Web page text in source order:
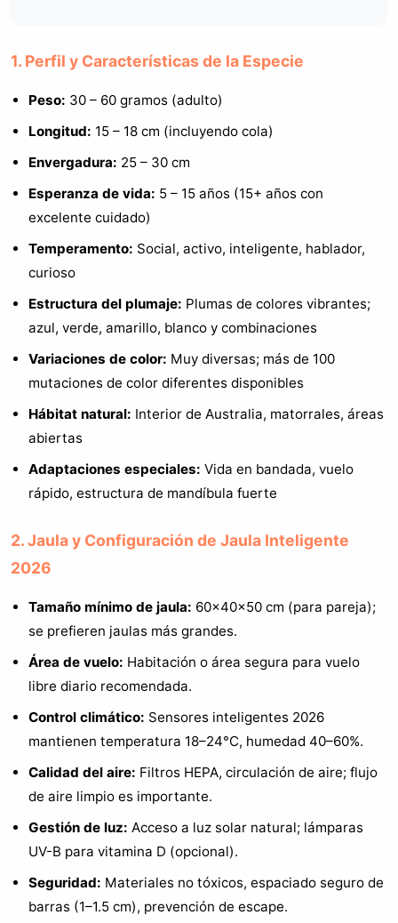
1. Perfil y Características de la Especie
Peso: 30 – 60 gramos (adulto)
Longitud: 15 – 18 cm (incluyendo cola)
Envergadura: 25 – 30 cm
Esperanza de vida: 5 – 15 años (15+ años con
excelente cuidado)
Temperamento: Social, activo, inteligente, hablador,
curioso
Estructura del plumaje: Plumas de colores vibrantes;
azul, verde, amarillo, blanco y combinaciones
Variaciones de color: Muy diversas; más de 100
mutaciones de color diferentes disponibles
Hábitat natural: Interior de Australia, matorrales, áreas
abiertas
Adaptaciones especiales: Vida en bandada, vuelo
rápido, estructura de mandíbula fuerte
2. Jaula y Configuración de Jaula Inteligente
2026
Tamaño mínimo de jaula: 60×40×50 cm (para pareja);
se prefieren jaulas más grandes.
Área de vuelo: Habitación o área segura para vuelo
libre diario recomendada.
Control climático: Sensores inteligentes 2026
mantienen temperatura 18–24°C, humedad 40–60%.
Calidad del aire: Filtros HEPA, circulación de aire; flujo
de aire limpio es importante.
Gestión de luz: Acceso a luz solar natural; lámparas
UV-B para vitamina D (opcional).
Seguridad: Materiales no tóxicos, espaciado seguro de
barras (1–1.5 cm), prevención de escape.